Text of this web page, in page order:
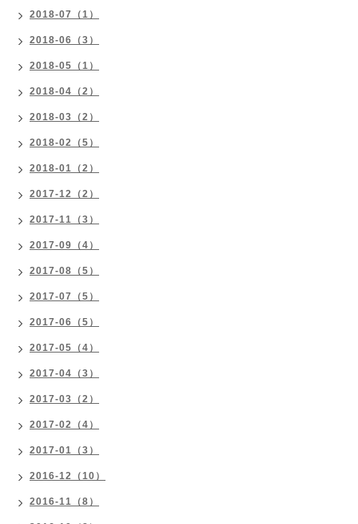
2018-07（1）
2018-06（3）
2018-05（1）
2018-04（2）
2018-03（2）
2018-02（5）
2018-01（2）
2017-12（2）
2017-11（3）
2017-09（4）
2017-08（5）
2017-07（5）
2017-06（5）
2017-05（4）
2017-04（3）
2017-03（2）
2017-02（4）
2017-01（3）
2016-12（10）
2016-11（8）